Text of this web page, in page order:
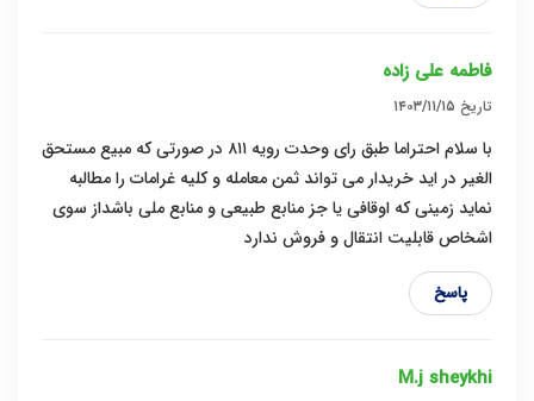
فاطمه علی زاده
تاریخ ۱۴۰۳/۱۱/۱۵
با سلام احتراما طبق رای وحدت رویه ۸۱۱ در صورتی که مبیع مستحق
الغیر در اید خریدار می تواند ثمن معامله و کلیه غرامات را مطالبه
نماید زمینی که اوقافی یا جز منابع طبیعی و منابع ملی باشداز سوی
اشخاص قابلیت انتقال و فروش ندارد
پاسخ
M.j sheykhi